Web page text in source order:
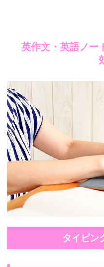
英作文・英語ノ
タイピン